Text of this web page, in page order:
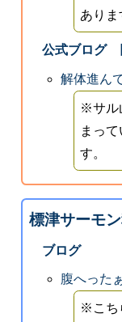
ありま
公式ブログ
解体進ん
※サル
まっ
す。
標津サーモ
ブログ
腹へった
※こち